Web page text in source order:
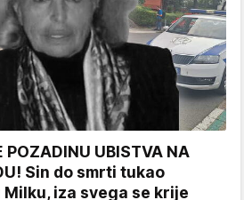
POZADINU UBISTVA NA
Sin do smrti tukao
iza svega se krije